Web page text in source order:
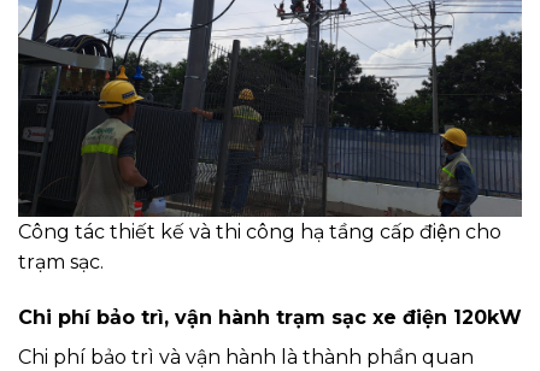
Công tác thiết kế và thi công hạ tầng cấp điện cho
trạm sạc.
Chi phí bảo trì, vận hành trạm sạc xe điện 120kW
Chi phí bảo trì và vận hành là thành phần quan